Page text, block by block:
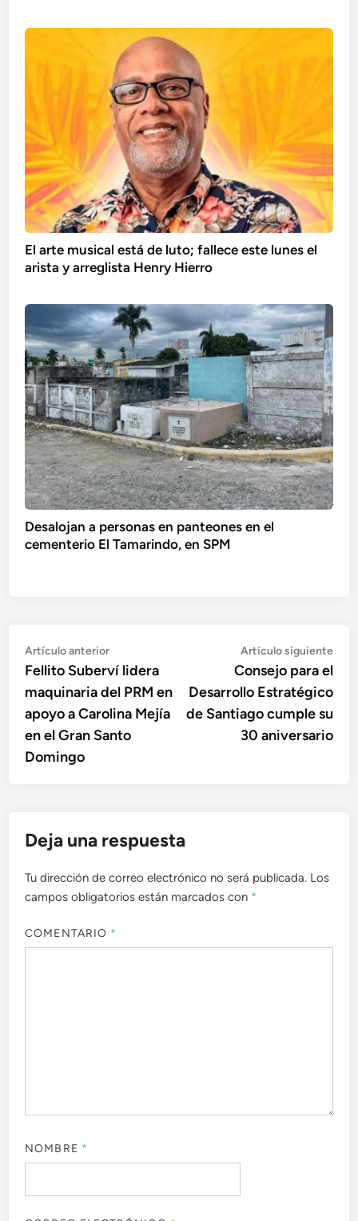
El arte musical está de luto; fallece este lunes el
arista y arreglista Henry Hierro
Desalojan a personas en panteones en el
cementerio El Tamarindo, en SPM
Navegación
de
entradas
Artículo anteriorArtículo
anterior:
Fellito Suberví lidera
maquinaria del PRM en
apoyo a Carolina Mejía
en el Gran Santo
Domingo
Artículo siguiente
Consejo para el
Desarrollo Estratégico
de Santiago cumple su
30 aniversario
Deja una respuesta
Tu dirección de correo electrónico no será publicada. Los
campos obligatorios están marcados con *
COMENTARIO *
NOMBRE *